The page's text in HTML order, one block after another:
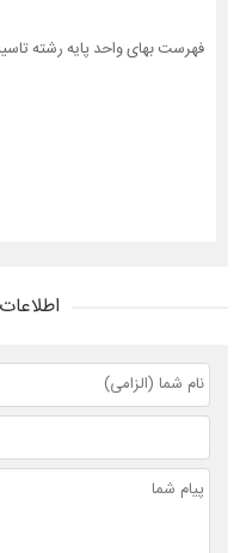
فهرست بهای واحد پایه رشته